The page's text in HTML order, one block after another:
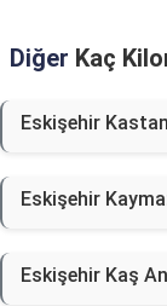
Diğer Kaç
Eskişehir
Eskişehir
Eskişehir Kaş